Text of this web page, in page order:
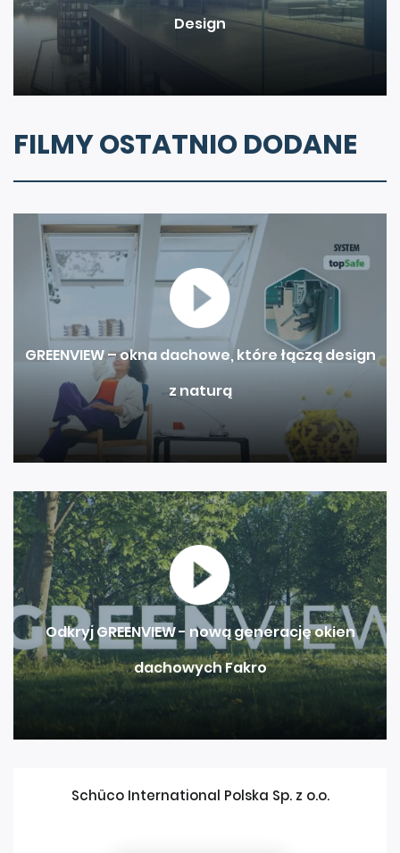
Design
FILMY OSTATNIO DODANE
GREENVIEW – okna dachowe, które łączą design
z naturą
Odkryj GREENVIEW - nową generację okien
dachowych Fakro
Schüco International Polska Sp. z o.o.